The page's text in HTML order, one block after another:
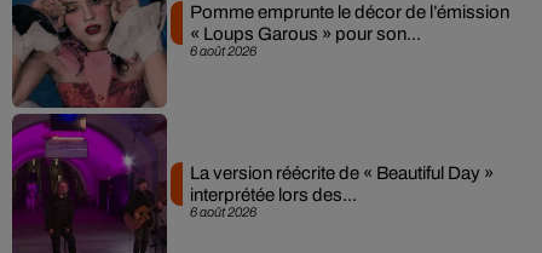
6 août 2026
Pomme emprunte le décor de l’émission
« Loups Garous » pour son...
6 août 2026
La version réécrite de « Beautiful Day »
interprétée lors des...